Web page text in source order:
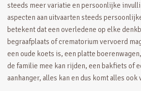
steeds meer variatie en persoonlijke
aspecten aan uitvaarten steeds
betekent dat een overledene op elke
begraafplaats of crematorium vervoerd
een oude koets is, een platte
de familie mee kan rijden, een bakfiets of
aanhanger, alles kan en dus komt alles ook